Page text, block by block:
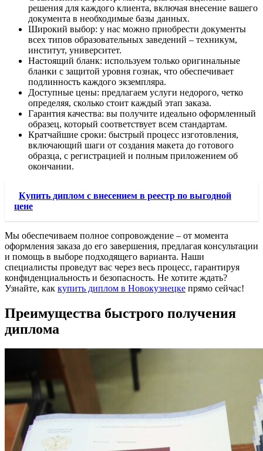
решения для каждого клиента, включая внесение вашего
документа в необходимые базы данных.
Широкий выбор: у нас можно приобрести документы
всех типов образовательных заведений – техникум,
институт, университет.
Настоящий бланк: используем только оригинальные
бланки с защитой уровня гознак, что обеспечивает
подлинность каждого экземпляра.
Доступные цены: предлагаем услуги недорого, четко
определяя, сколько стоит каждый этап заказа.
Гарантия качества: вы получите идеально оформленный
образец, который соответствует всем стандартам.
Кратчайшие сроки: быстрый процесс изготовления,
включающий шаги от создания макета до готового
образца, с регистрацией и полным приложением об
окончании.
Купить диплом с внесением в реестр по выгодной
цене
Мы обеспечиваем полное сопровождение – от момента
оформления заказа до его завершения, предлагая консультации
и помощь в выборе подходящего варианта. Наши
специалисты проведут вас через весь процесс, гарантируя
конфиденциальность и безопасность. Не хотите ждать?
Узнайте, как купить диплом в Новокузнецке прямо сейчас!
Преимущества быстрого получения
диплома